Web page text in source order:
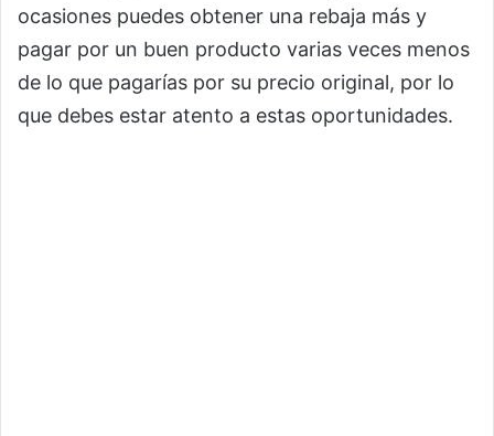
ocasiones puedes obtener una rebaja más y
pagar por un buen producto varias veces menos
de lo que pagarías por su precio original, por lo
que debes estar atento a estas oportunidades.